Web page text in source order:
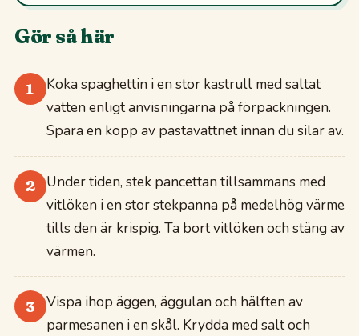
Gör så här
1
Koka spaghettin i en stor kastrull med saltat
vatten enligt anvisningarna på förpackningen.
Spara en kopp av pastavattnet innan du silar av.
2
Under tiden, stek pancettan tillsammans med
vitlöken i en stor stekpanna på medelhög värme
tills den är krispig. Ta bort vitlöken och stäng av
värmen.
3
Vispa ihop äggen, äggulan och hälften av
parmesanen i en skål. Krydda med salt och